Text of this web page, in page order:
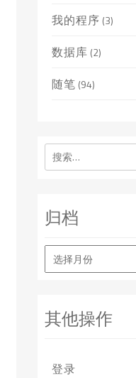
我的程序 (3)
数据库 (2)
随笔 (94)
搜
索：
归档
档
其他操作
登录